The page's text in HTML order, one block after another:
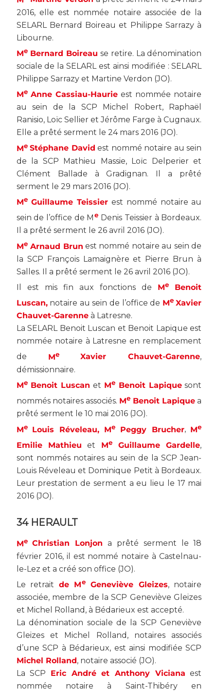
2016, elle est nommée notaire associée de la
SELARL Bernard Boireau et Philippe Sarrazy à
Libourne.
MeBernard Boireau se retire. La dénomination
sociale de la SELARL est ainsi modifiée : SELARL
Philippe Sarrazy et Martine Verdon (JO).
Me Anne Cassiau-Haurieest nommée notaire
au sein de la SCP Michel Robert, Raphaël
Ranisio, Loïc Sellier et Jérôme Farge à Cugnaux.
Elle a prêté serment le 24 mars 2016 (JO).
Me Stéphane David est nommé notaire au sein
de la SCP Mathieu Massie, Loïc Delperier et
Clément Ballade à Gradignan. Il a prêté
serment le 29 mars 2016 (JO).
MeGuillaume Teissier est nommé notaire au
sein de l’office de M e Denis Teissier à Bordeaux.
Il a prêté serment le 26 avril 2016 (JO).
MeArnaud Brun est nommé notaire au sein de
la SCP François Lamaignère et Pierre Brun à
Salles. Il a prêté serment le 26 avril 2016 (JO).
Il est mis fin aux fonctions de Me
Benoit
Luscan,notaire au sein de l’office de Me Xavier
Chauvet-Garenneà Latresne.
La SELARL Benoit Luscan et Benoit Lapique est
nommée notaire à Latresne en remplacement
de Me Xavier Chauvet-Garenne,
démissionnaire.
MeBenoit Luscan et MeBenoit Lapiquesont
nommés notaires associés. Me Benoit Lapique a
prêté serment le 10 mai 2016 (JO).
Me Louis Réveleau, Me Peggy Brucher, Me
Emilie Mathieu et MeGuillaume Gardelle,
sont nommés notaires au sein de la SCP Jean-
Louis Réveleau et Dominique Petit à Bordeaux.
Leur prestation de serment a eu lieu le 17 mai
2016 (JO).
34 HERAULT
Me Christian Lonjon a prêté serment le 18
février 2016, il est nommé notaire à Castelnau-
le-Lez et a créé son office (JO).
Le retrait de MeGeneviève Gleizes, notaire
associée, membre de la SCP Geneviève Gleizes
et Michel Rolland, à Bédarieux est accepté.
La dénomination sociale de la SCP Geneviève
Gleizes et Michel Rolland, notaires associés
d’une SCP à Bédarieux, est ainsi modifiée SCP
Michel Rolland, notaire associé (JO).
La SCP Eric André et Anthony Viciana est
nommée notaire à Saint-Thibéry en